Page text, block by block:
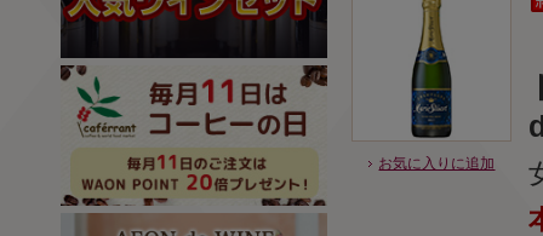
お気に入りに追加